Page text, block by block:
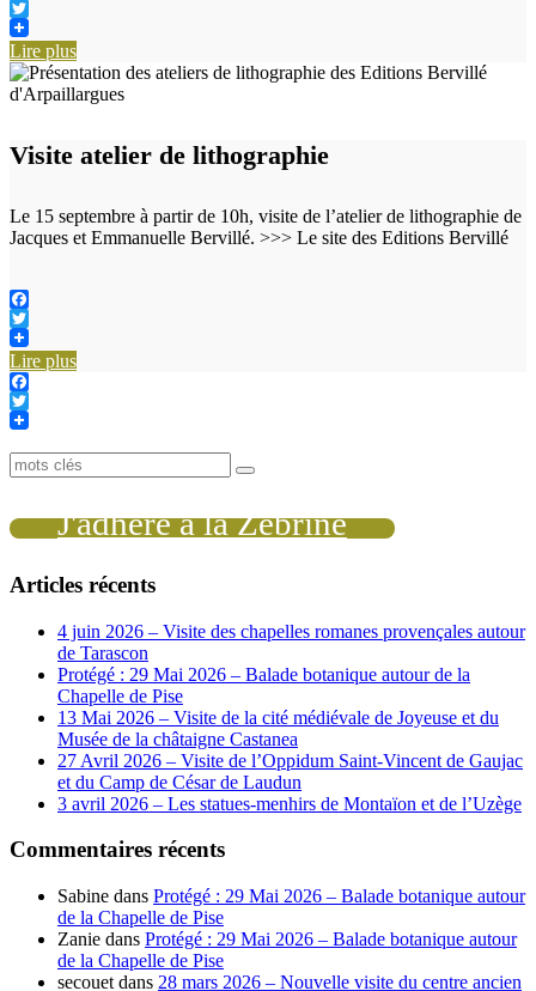
Facebook
Twitter
Lire plus
Visite atelier de lithographie
Le 15 septembre à partir de 10h, visite de l’atelier de lithographie de
Jacques et Emmanuelle Bervillé. >>> Le site des Editions Bervillé
Facebook
Twitter
Lire plus
Facebook
Twitter
J'adhère à la Zébrine
Articles récents
4 juin 2026 – Visite des chapelles romanes provençales autour
de Tarascon
Protégé : 29 Mai 2026 – Balade botanique autour de la
Chapelle de Pise
13 Mai 2026 – Visite de la cité médiévale de Joyeuse et du
Musée de la châtaigne Castanea
27 Avril 2026 – Visite de l’Oppidum Saint-Vincent de Gaujac
et du Camp de César de Laudun
3 avril 2026 – Les statues-menhirs de Montaïon et de l’Uzège
Commentaires récents
Sabine dans Protégé : 29 Mai 2026 – Balade botanique autour
de la Chapelle de Pise
Zanie dans Protégé : 29 Mai 2026 – Balade botanique autour
de la Chapelle de Pise
secouet dans 28 mars 2026 – Nouvelle visite du centre ancien